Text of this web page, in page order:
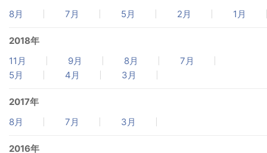
8月
7月 5月 2月 1月
2018年
11月
9月 8月
7月
5月
4月 3月
2017年
8月
7月 3月
2016年